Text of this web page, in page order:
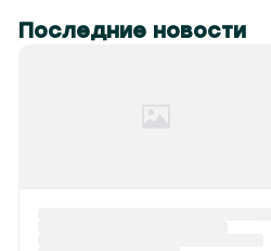
Последние новости